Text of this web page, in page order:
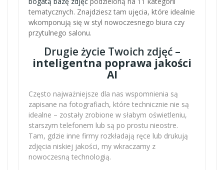
tematycznych. Znajdziesz tam ujęcia, które idealnie
wkomponują się w styl nowoczesnego biura czy
przytulnego salonu.
Drugie życie Twoich zdjęć –
inteligentna poprawa jakości
AI
Często najważniejsze dla nas wspomnienia są
zapisane na fotografiach, które technicznie nie są
idealne – zostały zrobione w słabym oświetleniu,
starszym telefonem lub są po prostu nieostre.
Tam, gdzie inne firmy rozkładają ręce lub drukują
zdjęcia niskiej jakości, my wkraczamy z
nowoczesną technologią.